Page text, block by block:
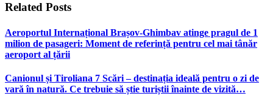
Related Posts
Aeroportul Internațional Brașov‑Ghimbav atinge pragul de 1
milion de pasageri: Moment de referință pentru cel mai tânăr
aeroport al țării
Canionul și Tiroliana 7 Scări – destinația ideală pentru o zi de
vară în natură. Ce trebuie să știe turiștii înainte de vizită…